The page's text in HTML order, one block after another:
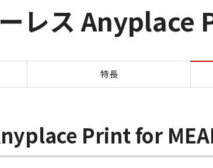
レス Anyplace
仕
特長
Print for